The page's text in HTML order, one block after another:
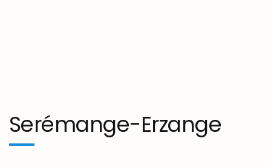
Serémange-Erzange